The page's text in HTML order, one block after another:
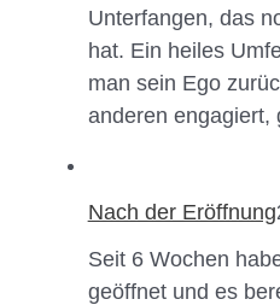
Unterfangen, das
hat. Ein heiles
man sein Ego
anderen engagiert,
Nach der Eröffnung
Seit 6 Wochen
geöffnet und es